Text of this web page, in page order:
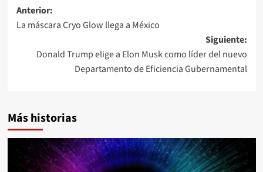
Navegación
de
entradas
Anterior:
La máscara Cryo Glow llega a México
Siguiente:
Donald Trump elige a Elon Musk como líder del nuevo
Departamento de Eficiencia Gubernamental
Más historias